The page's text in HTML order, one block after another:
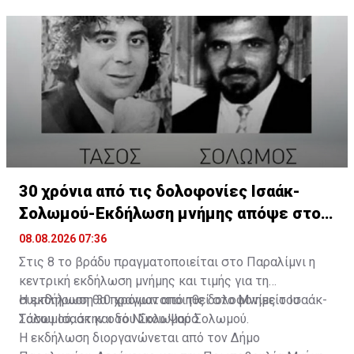
Η δημοσίευση κοινοποιήθηκε από το χρήστη Παιδική Χαρά
30 χρόνια από τις δολοφονίες Ισαάκ-
Σολωμού-Εκδήλωση μνήμης απόψε στο
Παραλίμνι
08.08.2026 07:36
Στις 8 το βράδυ πραγματοποιείται στο Παραλίμνι η
κεντρική εκδήλωση μνήμης και τιμής για τη
συμπλήρωση 30 χρόνων από τις δολοφονίες του
Τάσου Ισαάκ και του Σολωμού Σολωμού.
Η εκδήλωση θα πραγματοποιηθεί στο Μνημείο Ισαάκ-
Σολωμού, στην οδό Νίκου Ψαρά.
Η εκδήλωση διοργανώνεται από τον Δήμο